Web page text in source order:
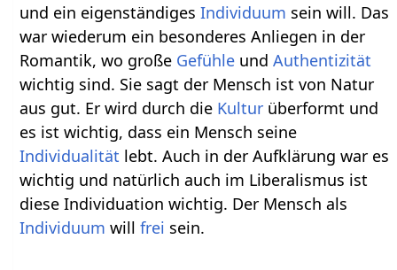
und ein eigenständigesIndividuum sein will. Das
war wiederum ein besonderes Anliegen in der
Romantik, wo große Gefühle undAuthentizität
wichtig sind. Sie sagt der Mensch ist von Natur
aus gut. Er wird durch die Kultur überformt und
es ist wichtig, dass ein Mensch seine
Individualität lebt. Auch in der Aufklärung war es
wichtig und natürlich auch im Liberalismus ist
diese Individuation wichtig. Der Mensch als
Individuum willfrei sein.